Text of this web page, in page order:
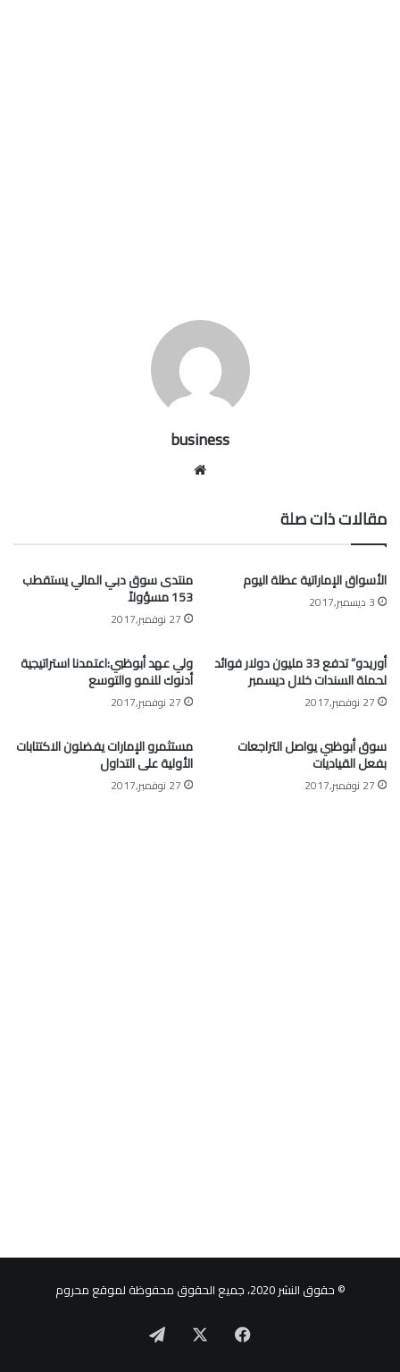
business
مقالات ذات صلة
الأسواق الإماراتية عطلة اليوم
3 ديسمبر,2017
منتدى سوق دبي المالي يستقطب
153 مسؤولاً
27 نوفمبر,2017
أوريدو” تدفع 33 مليون دولار فوائد
لحملة السندات خلال ديسمبر
27 نوفمبر,2017
ولي عهد أبوظبي:اعتمدنا استراتيجية
أدنوك للنمو والتوسع
27 نوفمبر,2017
سوق أبوظبي يواصل التراجعات
بفعل القياديات
27 نوفمبر,2017
مستثمرو الإمارات يفضلون الاكتتابات
الأولية على التداول
27 نوفمبر,2017
© حقوق النشر 2020، جميع الحقوق محفوظة لموقع محروم
فيسبوك تيلقرام